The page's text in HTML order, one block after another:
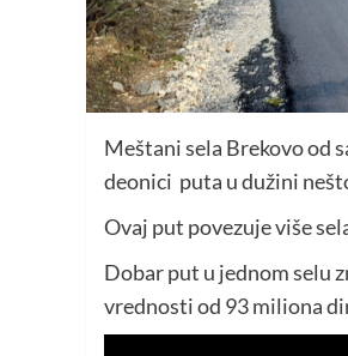
Meštani sela Brekovo od
deonici puta u dužini
Ovaj put povezuje više
Dobar put u jednom selu
vrednosti od 93 miliona